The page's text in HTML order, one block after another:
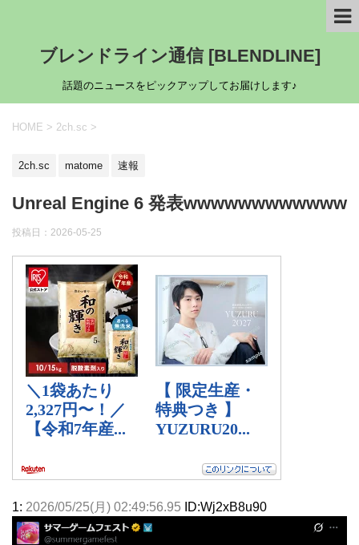
ブレンドライン通信 [BLENDLINE]
話題のニュースをピックアップしてお届けします♪
HOME > 2ch.sc >
2ch.sc matome 速報
Unreal Engine 6 発表wwwwwwwwwwww
投稿日： 2026-05-25
1: 2026/05/25(月) 02:49:56.95 ID:Wj2xB8u90